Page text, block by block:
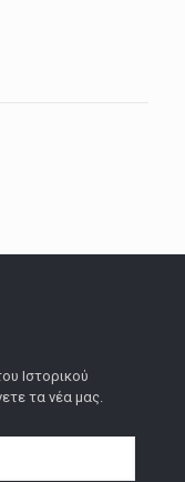
Ιστορικού
τα νέα μας.